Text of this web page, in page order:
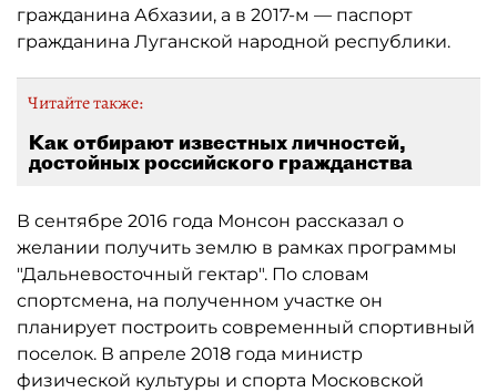
гражданина Абхазии, а в 2017-м — паспорт
гражданина Луганской народной республики.
Читайте также:
Как отбирают известных личностей,
достойных российского гражданства
В сентябре 2016 года Монсон рассказал о
желании получить землю в рамках программы
"Дальневосточный гектар". По словам
спортсмена, на полученном участке он
планирует построить современный спортивный
поселок. В апреле 2018 года министр
физической культуры и спорта Московской